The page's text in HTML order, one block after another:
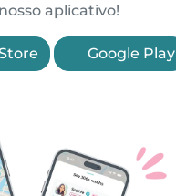
nosso aplicativo!
Google Play